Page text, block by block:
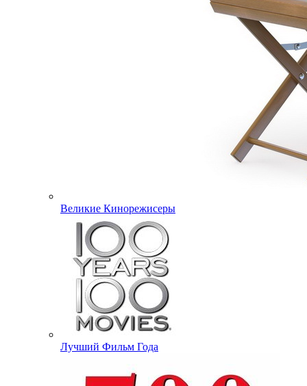
Великие Кинорежисеры
Лучший Фильм Года